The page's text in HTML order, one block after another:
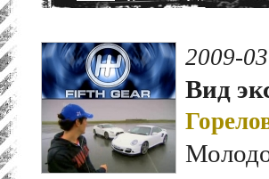
2009-
Вид